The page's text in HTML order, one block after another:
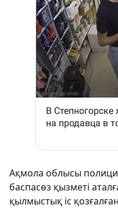
Ақмола облысы
баспасөз қызметі
қылмыстық іс